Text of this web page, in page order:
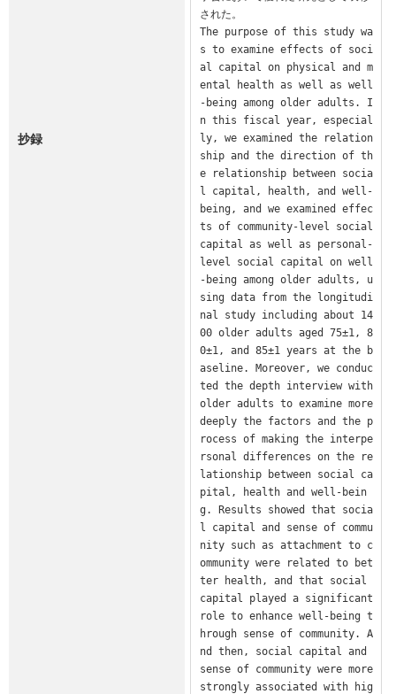
抄録
された。
The purpose of this study wa
s to examine effects of soci
al capital on physical and m
ental health as well as well
-being among older adults. I
n this fiscal year, especial
ly, we examined the relation
ship and the direction of th
e relationship between socia
l capital, health, and well-
being, and we examined effec
ts of community-level social
capital as well as personal-
level social capital on well
-being among older adults, u
sing data from the longitudi
nal study including about 14
00 older adults aged 75±1, 8
0±1, and 85±1 years at the b
aseline. Moreover, we conduc
ted the depth interview with
older adults to examine more
deeply the factors and the p
rocess of making the interpe
rsonal differences on the re
lationship between social ca
pital, health and well-bein
g. Results showed that socia
l capital and sense of commu
nity such as attachment to c
ommunity were related to bet
ter health, and that social
capital played a significant
role to enhance well-being t
hrough sense of community. A
nd then, social capital and
sense of community were more
strongly associated with hig